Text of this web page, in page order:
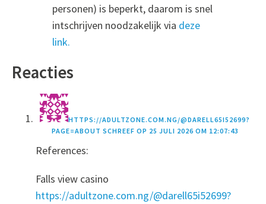
personen) is beperkt, daarom is snel
intschrijven noodzakelijk via deze
link.
Reacties
HTTPS://ADULTZONE.COM.NG/@DARELL65I52699?
PAGE=ABOUT SCHREEF OP 25 JULI 2026 OM 12:07:43
References:
Falls view casino
https://adultzone.com.ng/@darell65i52699?